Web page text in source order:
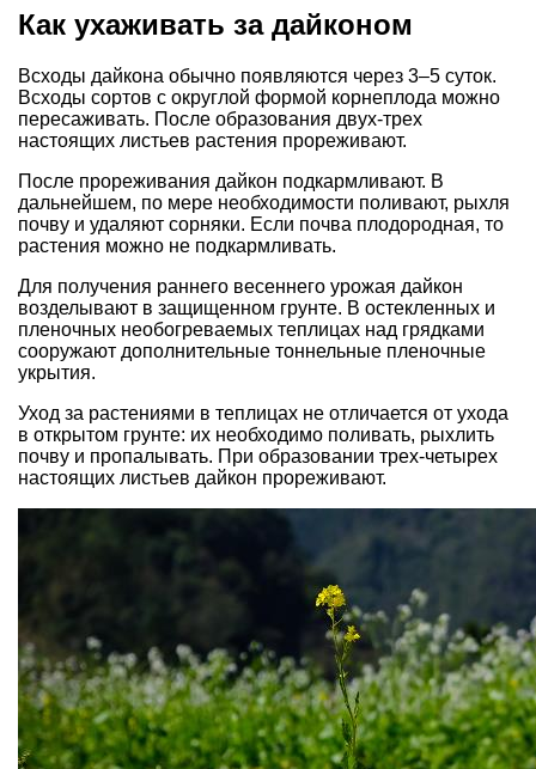
Как ухаживать за дайконом
Всходы дайкона обычно появляются через 3–5 суток.
Всходы сортов с округлой формой корнеплода можно
пересаживать. После образования двух-трех
настоящих листьев растения прореживают.
После прореживания дайкон подкармливают. В
дальнейшем, по мере необходимости поливают, рыхля
почву и удаляют сорняки. Если почва плодородная, то
растения можно не подкармливать.
Для получения раннего весеннего урожая дайкон
возделывают в защищенном грунте. В остекленных и
пленочных необогреваемых теплицах над грядками
сооружают дополнительные тоннельные пленочные
укрытия.
Уход за растениями в теплицах не отличается от ухода
в открытом грунте: их необходимо поливать, рыхлить
почву и пропалывать. При образовании трех-четырех
настоящих листьев дайкон прореживают.